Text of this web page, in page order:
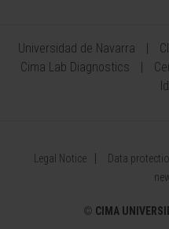
Universidad de Navarra
Cima Lab Diagnostics
Legal Notice Data
© CIMA